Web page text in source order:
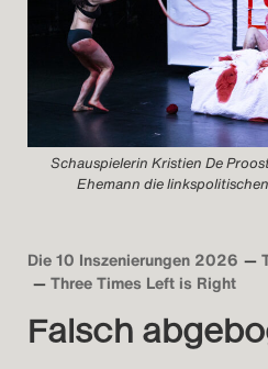
Schauspielerin Kristien De
Ehemann die
Die 10 Inszenierungen 2026
Three Times Left is Right
Falsch